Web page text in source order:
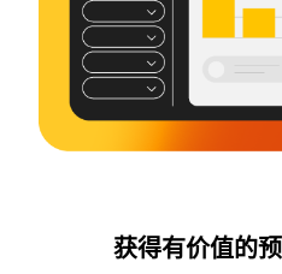
获得有价值的